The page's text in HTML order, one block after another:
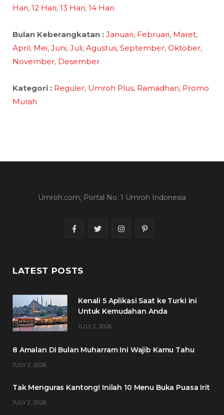
Hari, 12 Hari, 13 Hari, 14 Hari
Bulan Keberangkatan : Januari, Februari, Maret,
April, Mei, Juni, Juli, Agustus, September, Oktober,
November, Desember
Kategori : Reguler, Umroh Plus, Ramadhan, Promo
Murah
Umroh.com, Portal No. 1 Umroh Indonesia
F
c
b
T
t
I
a
P
e
LATEST POSTS
Kenali 5 Aplikasi Saat ke Turki ini
Untuk Kemudahan Anda
JULY 2, 2026
8 Amalan Di Bulan Muharram Ini Wajib Kamu Tahu
JULY 2, 2026
Tak Menguras Kantong! Inilah 10 Menu Buka Puasa Irit
JULY 2, 2026